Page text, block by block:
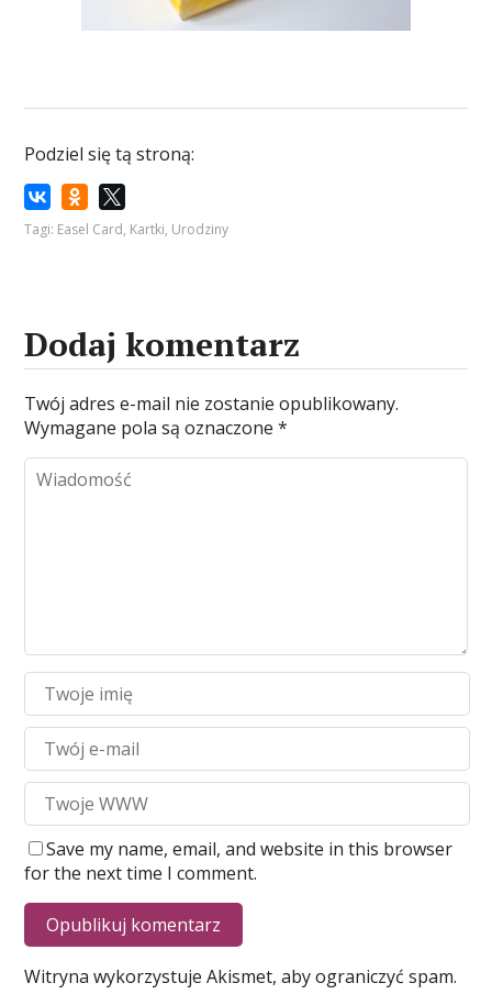
Podziel się tą stroną:
Tagi: Easel Card, Kartki, Urodziny
Dodaj komentarz
Twój adres e-mail nie zostanie opublikowany.
Wymagane pola są oznaczone*
Save my name, email, and website in this browser
for the next time I comment.
Witryna wykorzystuje Akismet, aby ograniczyć spam.